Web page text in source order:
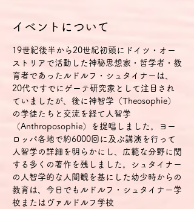
イベントについて
19世紀後半から20世紀初頭にドイツ・オー
ストリアで活動した神秘思想家・哲学者・教
育者であったルドルフ・シュタイナーは、
20代ですでにゲーテ研究家として注目され
ていましたが、後に神智学（Theosophie）
の学徒たちと交流を経て人智学
（Anthroposophie）を提唱しました。ヨー
ロッパ各地で約6000回に及ぶ講演を行って
人智学の詳細を明らかにし、広範な分野に関
する多くの著作を残しました。シュタイナー
の人智学的な人間観を基にした幼少時からの
教育は、今日でもルドルフ・シュタイナー学
校またはヴァルドルフ学校